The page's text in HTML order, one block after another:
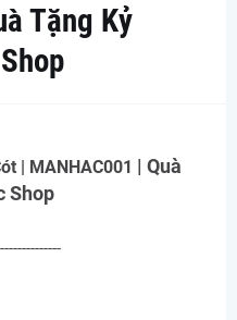
Tặng Kỷ
| MANHAC001 | Quà
Shop